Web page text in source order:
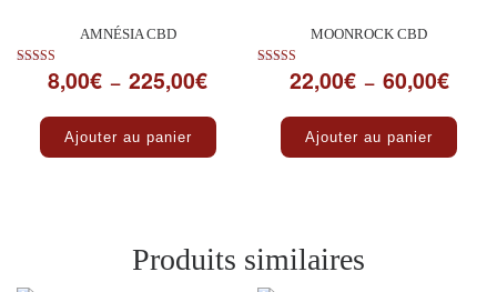
AMNÉSIA CBD
Note
5.00
8,00€ – 225,00€Plage de prix : 8,00€ à 225,00€
Ajouter au panier
Ce produit a plusieurs variations. Les
MOONROCK CBD
Note
5.00
22,00€ – 60,00€Plage
Ajouter au panier
Produits similaires